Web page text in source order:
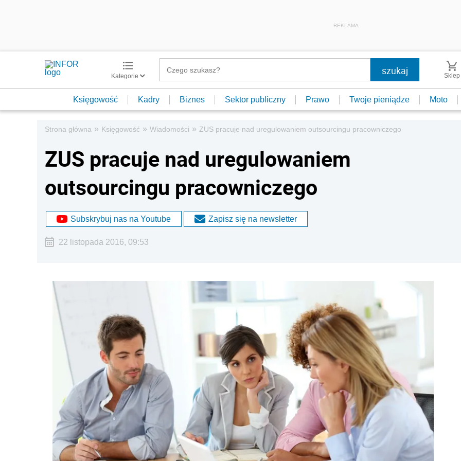
REKLAMA
Kategorie Sklep
Księgowość Kadry Biznes Sektor publiczny Prawo Twoje pieniądze Moto
Strona główna » Księgowość » Wiadomości » ZUS pracuje nad uregulowaniem outsourcingu pracowniczego
ZUS pracuje nad uregulowaniem
outsourcingu pracowniczego
Subskrybuj nas na Youtube Zapisz się na newsletter
22 listopada 2016, 09:53